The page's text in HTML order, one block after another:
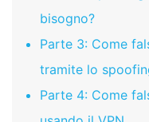
bisogno?
Parte 3: Come
tramite lo
Parte 4: Come